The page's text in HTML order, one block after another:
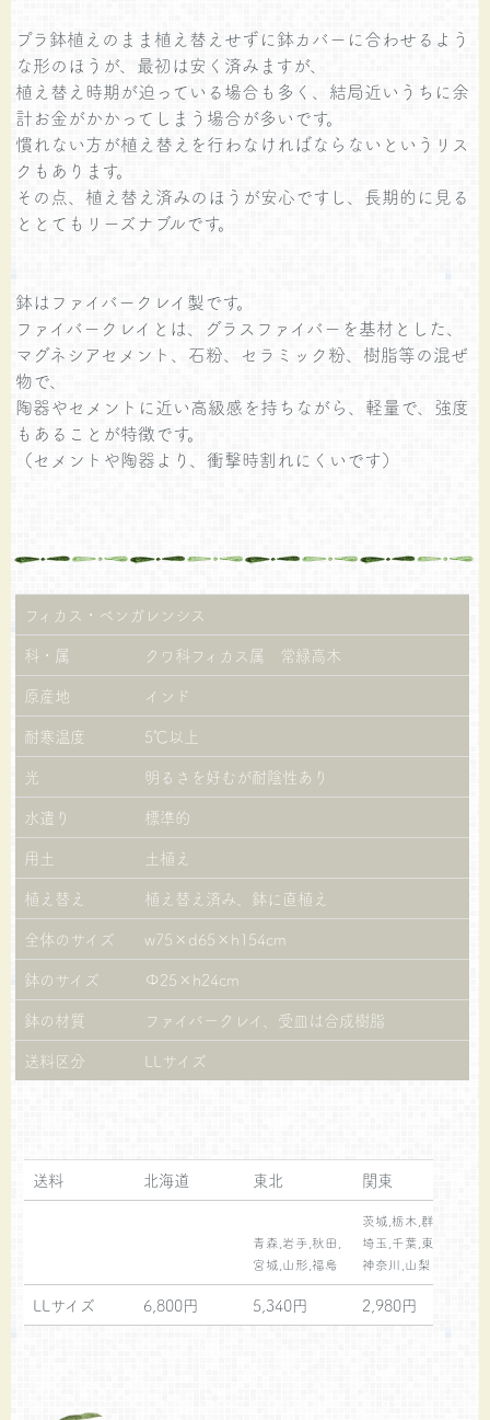
プラ鉢植えのまま植え替えせずに鉢カバーに合わせるよう
な形のほうが、最初は安く済みますが、
植え替え時期が迫っている場合も多く、結局近いうちに余
計お金がかかってしまう場合が多いです。
慣れない方が植え替えを行わなければならないというリス
クもあります。
その点、植え替え済みのほうが安心ですし、長期的に見る
ととてもリーズナブルです。
鉢はファイバークレイ製です。
ファイバークレイとは、グラスファイバーを基材とした、
マグネシアセメント、石粉、セラミック粉、樹脂等の混ぜ
物で、
陶器やセメントに近い高級感を持ちながら、軽量で、強度
もあることが特徴です。
（セメントや陶器より、衝撃時割れにくいです）
フィカス・ベンガレンシス
科・属
クワ科フィカス属 常緑高木
原産地
インド
耐寒温度
5℃以上
光
明るさを好むが耐陰性あり
水遣り
標準的
用土
土植え
植え替え
植え替え済み、鉢に直植え
全体のサイズ
w75×d65×h154cm
鉢のサイズ
Φ25×h24cm
鉢の材質
ファイバークレイ、受皿は合成樹脂
送料区分
LLサイズ
送料 北海道 東北 関東
青森,岩手,秋田,
宮城,山形,福島
茨城,栃木,群馬,
埼玉,千葉,東京,
神奈川,山梨
LLサイズ 6,800円 5,340円 2,980円